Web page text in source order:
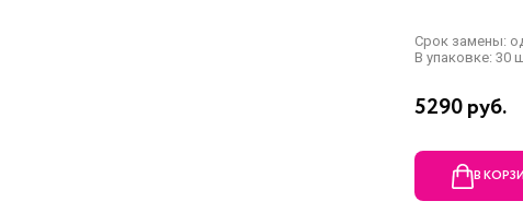
Срок замены:
В упаковке: 30
5290 руб.
В